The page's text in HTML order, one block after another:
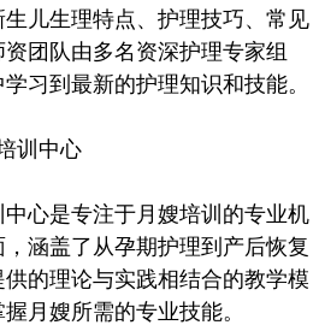
儿生理特点、护理技巧、常见
团队由多名资深护理专家组
习到最新的护理知识和技能。
训中心
心是专注于月嫂培训的专业机
涵盖了从孕期护理到产后恢复
的理论与实践相结合的教学模
月嫂所需的专业技能。